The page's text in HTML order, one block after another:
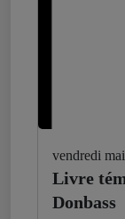
vendredi
Livre
Donbass